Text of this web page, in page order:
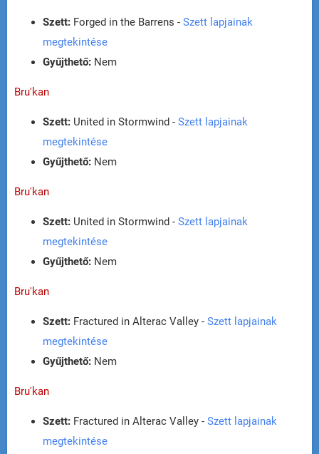
Szett: Forged in the Barrens - Szett lapjainak
megtekintése
Gyűjthető: Nem
Bru'kan
Szett: United in Stormwind - Szett lapjainak
megtekintése
Gyűjthető: Nem
Bru'kan
Szett: United in Stormwind - Szett lapjainak
megtekintése
Gyűjthető: Nem
Bru'kan
Szett: Fractured in Alterac Valley - Szett lapjainak
megtekintése
Gyűjthető: Nem
Bru'kan
Szett: Fractured in Alterac Valley - Szett lapjainak
megtekintése